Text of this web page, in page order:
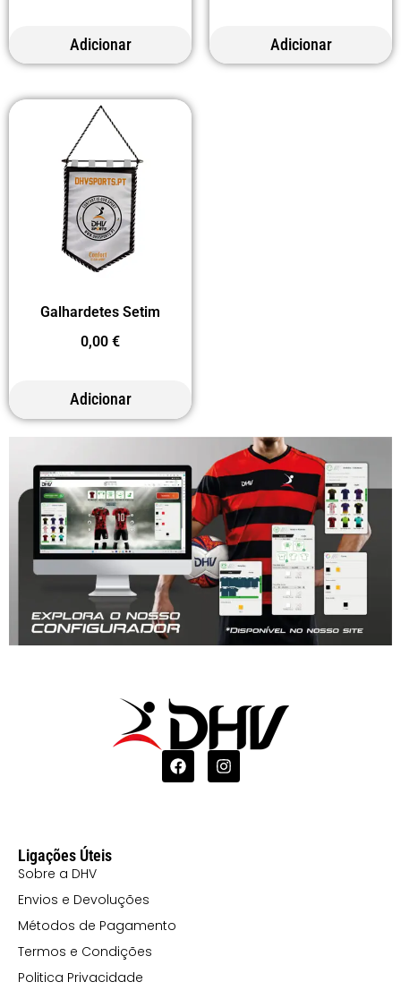
Adicionar Adicionar
Galhardetes Setim
0,00 €
Adicionar
Ligações Úteis
Sobre a DHV
Envios e Devoluções
Métodos de Pagamento
Termos e Condições
Politica Privacidade